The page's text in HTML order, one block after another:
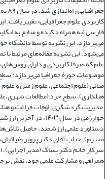
کاربردی علوم جغرافیایی» تغییر
فارسی (به همراه چکیده و منابع به
می‌پردازد. این نشریه توسط دانشگاه
می‌شود. این نشریه مقاله‌های مرتبط با
علم که صرفا کاربردی و دارای
موضوعات حوزۀ جغرافیا می‌پردازد:
میانی (علوم اجتماعی، علوم زمین و
هتلداری)، سطح خرد (مطالعات
مدیریت گردشگری، اوقات فراغت و
خوارزمی در سال
دستاورد علمی ارزشمند، حاصل
محترم)، جناب آقای دکتر پرویز
سرکار خانم دکتر بساک (مدیر
همراهی و مشارکت علمی خود، نقش